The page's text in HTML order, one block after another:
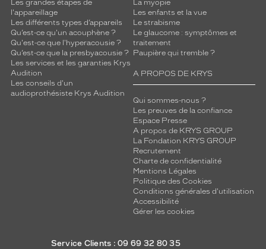
Les grandes étapes de
l'appareillage
Les différents types d’appareils
Qu’est-ce qu'un acouphène ?
Qu'est-ce que l'hyperacousie ?
Qu’est-ce que la presbyacousie ?
Les services et les garanties Krys
Audition
Les conseils d'un
audioprothésiste Krys Audition
La myopie
Les enfants et la vue
Le strabisme
Le glaucome : symptômes et
traitement
Paupière qui tremble ?
A PROPOS DE KRYS
Qui sommes-nous ?
Les preuves de la confiance
Espace Presse
A propos de KRYS GROUP
La Fondation KRYS GROUP
Recrutement
Charte de confidentialité
Mentions Légales
Politique des Cookies
Conditions générales d'utilisation
Accessibilité
Gérer les cookies
Service Clients : 09 69 32 80 35